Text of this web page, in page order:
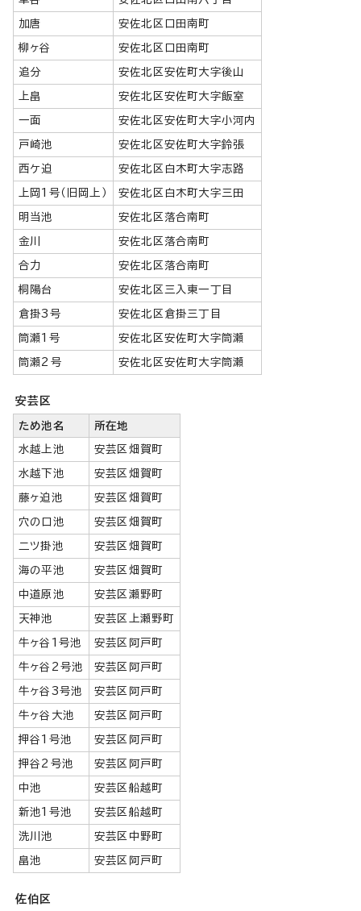
加唐 安佐北区口田南町
柳ヶ谷 安佐北区口田南町
追分 安佐北区安佐町大字後山
上畠 安佐北区安佐町大字飯室
一面 安佐北区安佐町大字小河内
戸崎池 安佐北区安佐町大字鈴張
西ケ迫 安佐北区白木町大字志路
上岡1号（旧岡上） 安佐北区白木町大字三田
明当池 安佐北区落合南町
金川 安佐北区落合南町
合力 安佐北区落合南町
桐陽台 安佐北区三入東一丁目
倉掛3号 安佐北区倉掛三丁目
筒瀬1号 安佐北区安佐町大字筒瀬
筒瀬2号 安佐北区安佐町大字筒瀬
安芸区
ため池名 所在地
水越上池 安芸区畑賀町
水越下池 安芸区畑賀町
藤ヶ迫池 安芸区畑賀町
穴の口池 安芸区畑賀町
二ツ掛池 安芸区畑賀町
海の平池 安芸区畑賀町
中道原池 安芸区瀬野町
天神池 安芸区上瀬野町
牛ヶ谷1号池 安芸区阿戸町
牛ヶ谷2号池 安芸区阿戸町
牛ヶ谷3号池 安芸区阿戸町
牛ヶ谷大池 安芸区阿戸町
押谷1号池 安芸区阿戸町
押谷2号池 安芸区阿戸町
中池 安芸区船越町
新池1号池 安芸区船越町
洗川池 安芸区中野町
畠池 安芸区阿戸町
佐伯区